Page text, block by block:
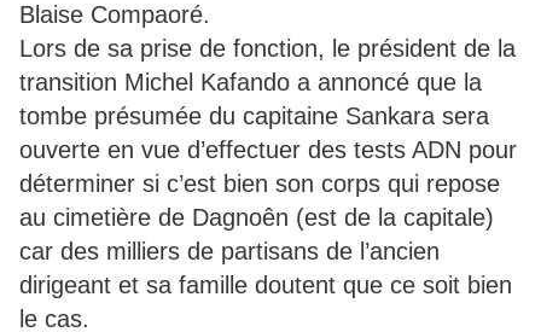
Blaise Compaoré.
Lors de sa prise de fonction, le président de la
transition Michel Kafando a annoncé que la
tombe présumée du capitaine Sankara sera
ouverte en vue d’effectuer des tests ADN pour
déterminer si c’est bien son corps qui repose
au cimetière de Dagnoên (est de la capitale)
car des milliers de partisans de l’ancien
dirigeant et sa famille doutent que ce soit bien
le cas.